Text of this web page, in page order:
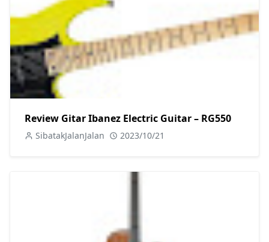
Review Gitar Ibanez Electric Guitar – RG550
SibatakJalanJalan 2023/10/21